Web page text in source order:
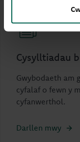
Cysylltiadau
Gwybodaeth am
cyfalaf o fewn y
cyfanwerthol.
Darllen mwy